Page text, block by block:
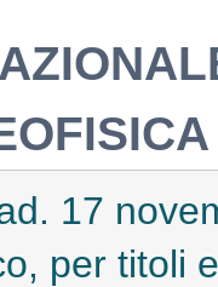
17
per titoli